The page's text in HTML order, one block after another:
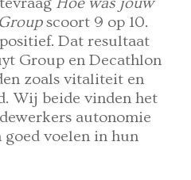
scoort 9 op 10.
Dat resultaat
Group en Decathlon
zoals vitaliteit en
Wij beide vinden het
autonomie
voelen in hun